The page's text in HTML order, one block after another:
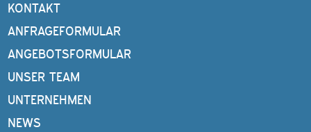
KONTAKT
ANFRAGEFORMULAR
ANGEBOTSFORMULAR
UNSER TEAM
UNTERNEHMEN
NEWS